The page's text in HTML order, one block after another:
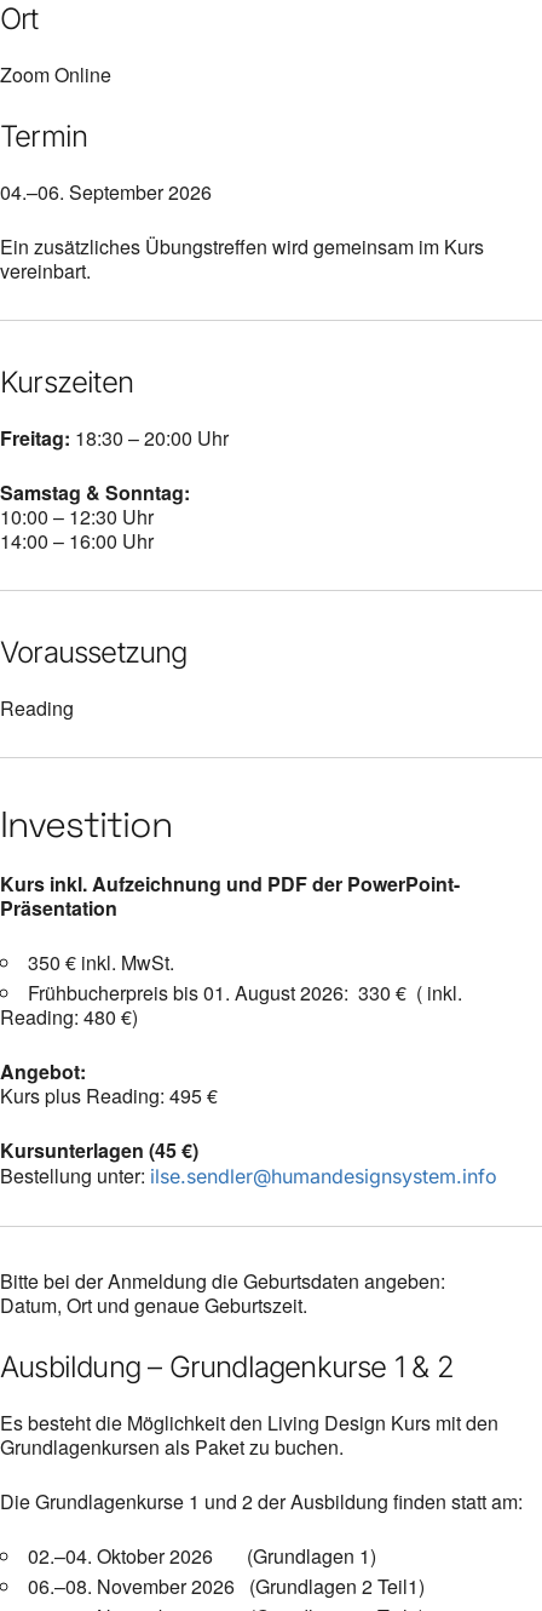
Ort
Zoom Online
Termin
04.–06. September 2026
Ein zusätzliches Übungstreffen wird gemeinsam im Kurs
vereinbart.
Kurszeiten
Freitag: 18:30 – 20:00 Uhr
Samstag & Sonntag:
10:00 – 12:30 Uhr
14:00 – 16:00 Uhr
Voraussetzung
Reading
Investition
Kurs inkl. Aufzeichnung und PDF der PowerPoint-
Präsentation
350 € inkl. MwSt.
Frühbucherpreis bis 01. August 2026: 330 € ( inkl.
Reading: 480 €)
Angebot:
Kurs plus Reading: 495 €
Kursunterlagen (45 €)
Bestellung unter: ilse.sendler@humandesignsystem.info
Bitte bei der Anmeldung die Geburtsdaten angeben:
Datum, Ort und genaue Geburtszeit.
Ausbildung – Grundlagenkurse 1 & 2
Es besteht die Möglichkeit den Living Design Kurs mit den
Grundlagenkursen als Paket zu buchen.
Die Grundlagenkurse 1 und 2 der Ausbildung finden statt am:
02.–04. Oktober 2026 (Grundlagen 1)
06.–08. November 2026 (Grundlagen 2 Teil1)